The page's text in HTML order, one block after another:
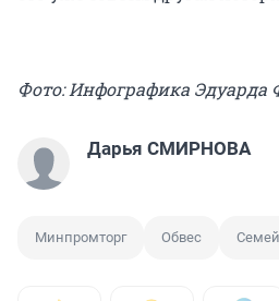
Фото: Инфографика
Дарья СМИРНОВА
Минпромторг Обвес